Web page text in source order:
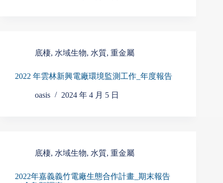
底棲, 水域生物, 水質, 重金屬
2022 年雲林新興電廠環境監測工作_年度報告
oasis 2024 年 4 月 5 日
底棲, 水域生物, 水質, 重金屬
2022年嘉義義竹電廠生態合作計畫_期末報告